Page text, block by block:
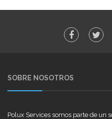
SOBRE NOSOTROS
Polux Services somos parte de un